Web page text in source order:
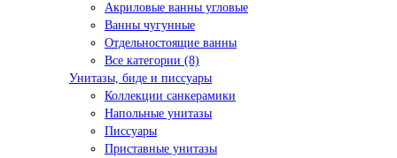
Акриловые ванны угловые
Ванны чугунные
Отдельностоящие ванны
Все категории (8)
Унитазы, биде и писсуары
Коллекции санкерамики
Напольные унитазы
Писсуары
Приставные унитазы